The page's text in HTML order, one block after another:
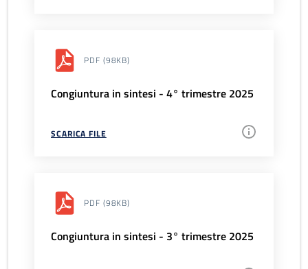
PDF (98KB)
Congiuntura in sintesi - 4° trimestre 2025
SCARICA FILE
PDF (98KB)
Congiuntura in sintesi - 3° trimestre 2025